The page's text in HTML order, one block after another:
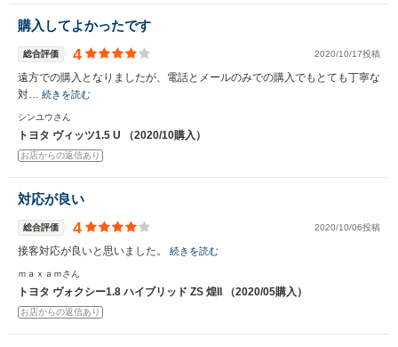
購入してよかったです
総合評価 4 2020/10/17投稿
遠方での購入となりましたが、電話とメールのみでの購入でもとても丁寧な
対… 続きを読む
シンユウさん
トヨタ ヴィッツ1.5 U （2020/10購入）
お店からの返信あり
対応が良い
総合評価 4 2020/10/06投稿
接客対応が良いと思いました。 続きを読む
ｍａｘａｍさん
トヨタ ヴォクシー1.8 ハイブリッド ZS 煌II （2020/05購入）
お店からの返信あり